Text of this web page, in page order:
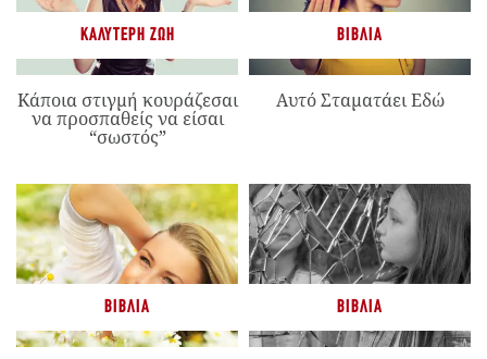
ΚΑΛΎΤΕΡΗ ΖΩΉ
Κάποια στιγμή κουράζεσαι
να προσπαθείς να είσαι
“σωστός”
ΒΙΒΛΊΑ
Αυτό Σταματάει Εδώ
ΒΙΒΛΊΑ ΒΙΒΛΊΑ